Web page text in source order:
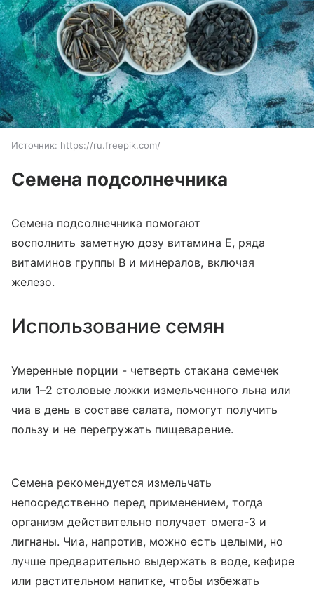
Источник: https://ru.freepik.com/
Семена подсолнечника
Семена подсолнечника помогают
восполнить заметную дозу витамина Е, ряда
витаминов группы В и минералов, включая
железо.
Использование семян
Умеренные порции - четверть стакана семечек
или 1–2 столовые ложки измельченного льна или
чиа в день в составе салата, помогут получить
пользу и не перегружать пищеварение.
Семена рекомендуется измельчать
непосредственно перед применением, тогда
организм действительно получает омега-3 и
лигнаны. Чиа, напротив, можно есть целыми, но
лучше предварительно выдержать в воде, кефире
или растительном напитке, чтобы избежать